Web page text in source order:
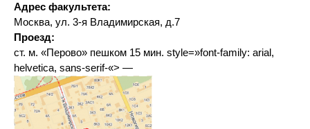
Адрес факультета:
Москва, ул. 3-я Владимирская, д.7
Проезд:
ст. м. «Перово» пешком 15 мин. style=»font-family: arial,
helvetica, sans-serif-«> —